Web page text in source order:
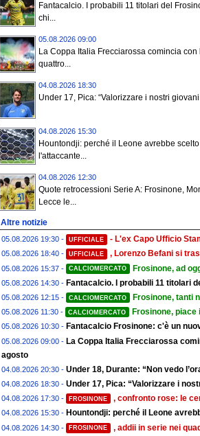
Fantacalcio. I probabili 11 titolari del
chi...
05.08.2026 09:00
La Coppa Italia Frecciarossa comincia con
quattro...
04.08.2026 18:30
Under 17, Pica: “Valorizzare i nostri
04.08.2026 15:30
Hountondji: perché il Leone avrebbe scelto
l'attaccante...
04.08.2026 12:30
Quote retrocessioni Serie A: Frosinone,
Lecce le...
Altre notizie
05.08.2026 19:30 - UFFICIALE - L'ex Capo Ufficio
05.08.2026 18:40 - UFFICIALE , Lorenzo Befani si
05.08.2026 15:37 - CALCIOMERCATO Frosinone, ad
05.08.2026 14:30 - Fantacalcio. I probabili 11 titolari
05.08.2026 12:15 - CALCIOMERCATO Frosinone, tanti
05.08.2026 11:30 - CALCIOMERCATO Frosinone,
05.08.2026 10:30 - Fantacalcio Frosinone: c'è un
05.08.2026 09:00 - La Coppa Italia Frecciarossa
agosto
04.08.2026 20:30 - Under 18, Durante: “Non vedo
04.08.2026 18:30 - Under 17, Pica: “Valorizzare i
04.08.2026 17:30 - FROSINONE , confronto rose: le
04.08.2026 15:30 - Hountondji: perché il Leone
04.08.2026 14:30 - FROSINONE , addii in serie nei